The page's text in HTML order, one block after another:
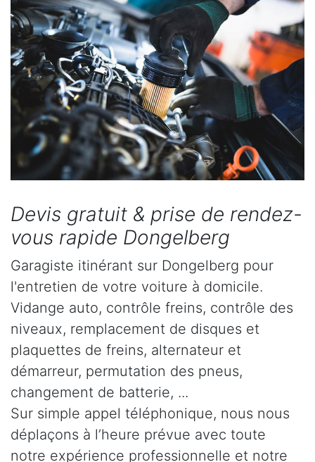
Devis gratuit & prise de rendez-
vous rapide Dongelberg
Garagiste itinérant sur Dongelberg pour
l'entretien de votre voiture à domicile.
Vidange auto, contrôle freins, contrôle des
niveaux, remplacement de disques et
plaquettes de freins, alternateur et
démarreur, permutation des pneus,
changement de batterie, ...
Sur simple appel téléphonique, nous nous
déplaçons à l’heure prévue avec toute
notre expérience professionnelle et notre